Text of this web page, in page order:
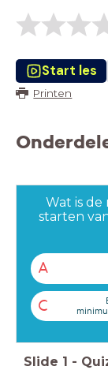
Start les
Printen
Wat is
starten
A
C
Slide 1 -